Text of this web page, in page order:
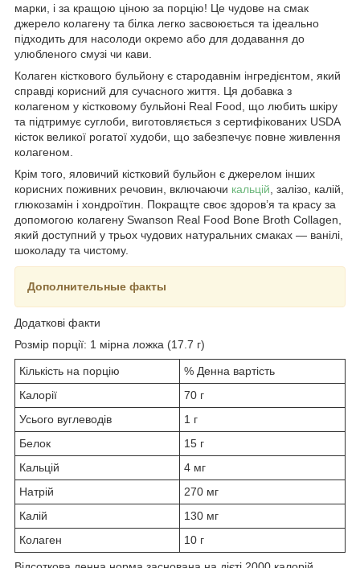
марки, і за кращою ціною за порцію! Це чудове на смак
джерело колагену та білка легко засвоюється та ідеально
підходить для насолоди окремо або для додавання до
улюбленого смузі чи кави.
Колаген кісткового бульйону є стародавнім інгредієнтом, який
справді корисний для сучасного життя. Ця добавка з
колагеном у кістковому бульйоні Real Food, що любить шкіру
та підтримує суглоби, виготовляється з сертифікованих USDA
кісток великої рогатої худоби, що забезпечує повне живлення
колагеном.
Крім того, яловичий кістковий бульйон є джерелом інших
корисних поживних речовин, включаючи кальцій , залізо, калій,
глюкозамін і хондроїтин. Покращте своє здоров’я та красу за
допомогою колагену Swanson Real Food Bone Broth Collagen,
який доступний у трьох чудових натуральних смаках — ванілі,
шоколаду та чистому.
Дополнительные факты
Додаткові факти
Розмір порції: 1 мірна ложка (17.7 г)
Кількість на порцію
% Денна вартість
Калорії
70 г
Усього вуглеводів
1 г
Белок
15 г
Кальцій
4 мг
Натрій
270 мг
Калій
130 мг
Колаген
10 г